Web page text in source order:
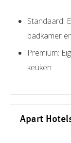
Standaard:
badkamer
Premium:
keuken
Apart